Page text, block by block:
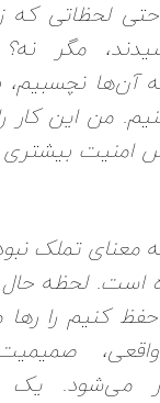
حتی لحظاتی که
مگر
آن‌ها نچسبیم،
من این کار
امنیت بیشتری
معنای تملک
است. لحظه
کنیم را
واقعی،
می‌شود. یک